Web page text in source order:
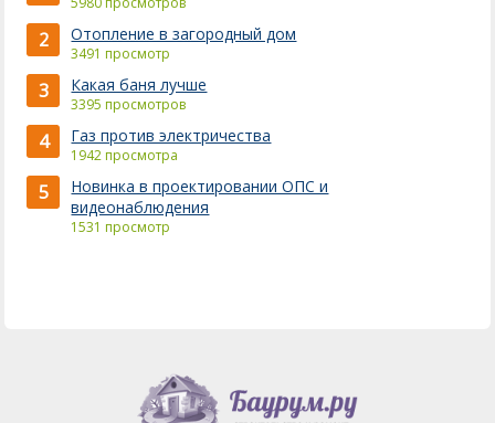
2 Отопление в загородный дом
3491 просмотр
3 Какая баня лучше
3395 просмотров
4 Газ против электричества
1942 просмотра
5
Новинка в проектировании ОПС и
видеонаблюдения
1531 просмотр